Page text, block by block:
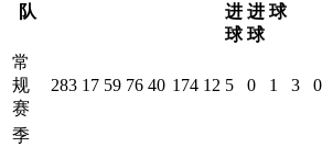
队
进
球
进
球
球
常
规
赛
283 17 59 76 40 174 12 5 0 1 3 0
季